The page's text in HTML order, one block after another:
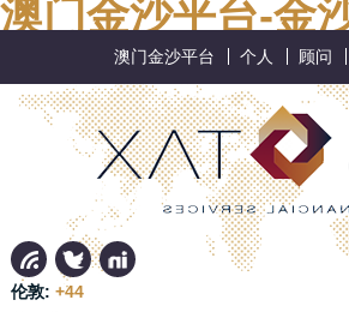
澳门金沙平台-金
澳门金沙平台 个人 顾问
伦敦: +44